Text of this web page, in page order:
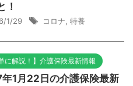
！
1/29 コロナ 特養
に解説！】介護保険最新情報
1月22日の介護保険最新